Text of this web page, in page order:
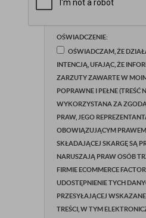
OŚWIADCZENIE:
OŚWIADCZAM, ŻE
INTENCJĄ, UFAJĄC, ŻE
ZARZUTY ZAWARTE W
POPRAWNE I PEŁNE (TREŚĆ
WYKORZYSTANA ZA
PRAW, JEGO
OBOWIĄZUJĄCYM
SKŁADAJĄCEJ SKARGĘ SĄ
NARUSZAJĄ PRAW OSÓB
FIRMIE ECOMMERCE
UDOSTĘPNIENIE TYCH
PRZESYŁAJĄCEJ
TREŚCI, W TYM